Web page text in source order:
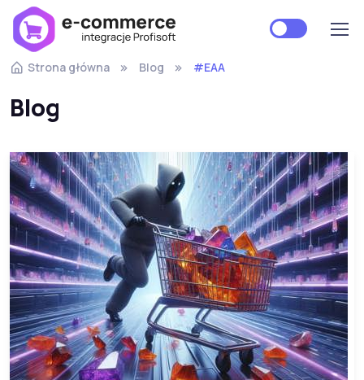
Strona główna Blog #EAA
Blog